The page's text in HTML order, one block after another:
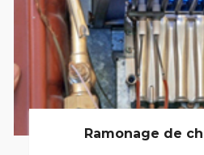
Ramonage de